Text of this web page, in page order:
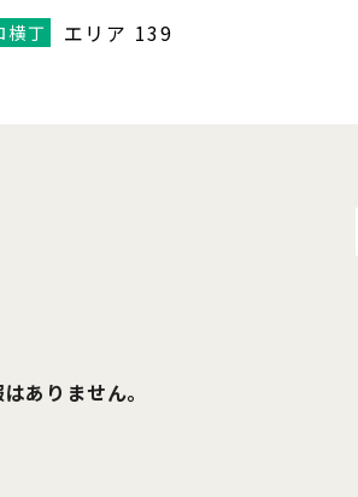
横丁 エリア 139
ありません。